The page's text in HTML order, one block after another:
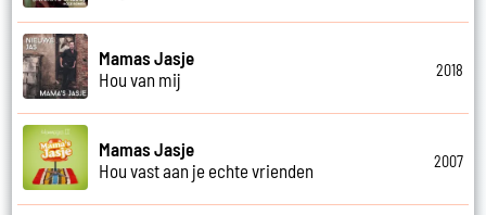
Mamas Jasje
Hou van mij
2018
Mamas Jasje
Hou vast aan je echte vrienden
2007